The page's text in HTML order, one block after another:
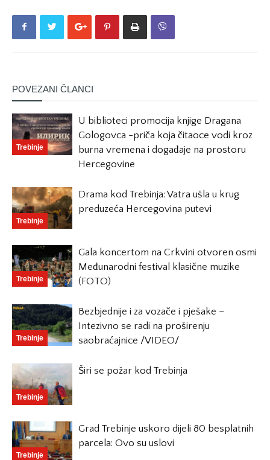
POVEZANI ČLANCI
Trebinje
U biblioteci promocija knjige Dragana
Gologovca -priča koja čitaoce vodi kroz
burna vremena i događaje na prostoru
Hercegovine
Trebinje
Drama kod Trebinja: Vatra ušla u krug
preduzeća Hercegovina putevi
Trebinje
Gala koncertom na Crkvini otvoren osmi
Međunarodni festival klasične muzike
(FOTO)
Trebinje
Bezbjednije i za vozače i pješake –
Intezivno se radi na proširenju
saobraćajnice /VIDEO/
Trebinje
Širi se požar kod Trebinja
Trebinje
Grad Trebinje uskoro dijeli 80 besplatnih
parcela: Ovo su uslovi